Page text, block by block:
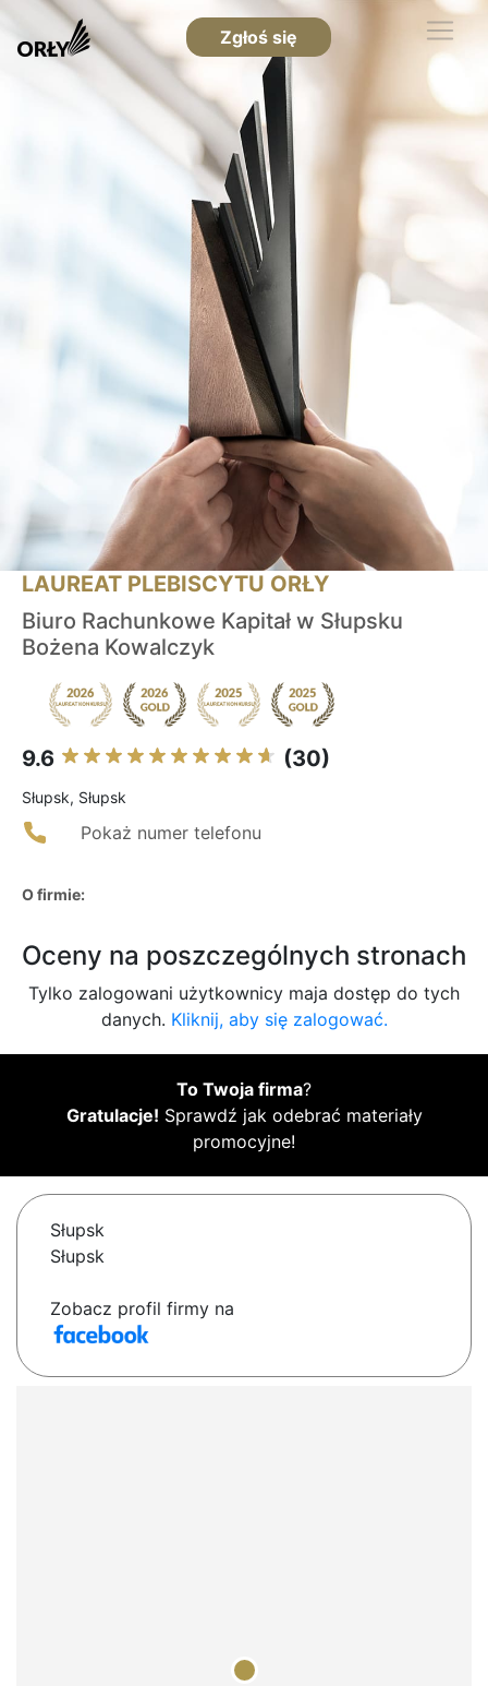
Zgłoś się
LAUREAT PLEBISCYTU ORŁY
Biuro Rachunkowe Kapitał w Słupsku
Bożena Kowalczyk
9.6 (30)
Słupsk, Słupsk
Pokaż numer telefonu
O firmie:
Oceny na poszczególnych stronach
Tylko zalogowani użytkownicy maja dostęp do tych
danych. Kliknij, aby się zalogować.
To Twoja firma?
Gratulacje! Sprawdź jak odebrać materiały
promocyjne!
Słupsk
Słupsk
Zobacz profil firmy na